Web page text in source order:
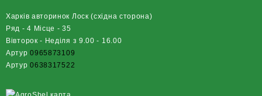
Харків авторинок Лоск (східна сторона)
Ряд - 4 Місце - 35
Вівторок - Неділя з 9.00 - 16.00
Артур0965873109
Артур0638317522